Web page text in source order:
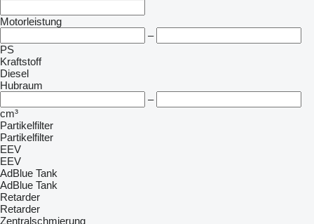
Motorleistung
–
PS
Kraftstoff
Diesel
Hubraum
–
cm³
Partikelfilter
Partikelfilter
EEV
EEV
AdBlue Tank
AdBlue Tank
Retarder
Retarder
Zentralschmierung